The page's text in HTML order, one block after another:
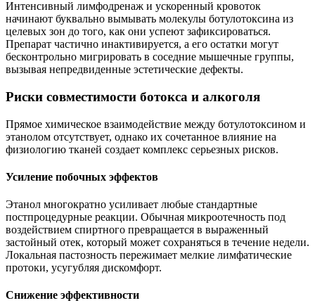
Интенсивный лимфодренаж и ускоренный кровоток
начинают буквально вымывать молекулы ботулотоксина из
целевых зон до того, как они успеют зафиксироваться.
Препарат частично инактивируется, а его остатки могут
бесконтрольно мигрировать в соседние мышечные группы,
вызывая непредвиденные эстетические дефекты.
Риски совместимости ботокса и алкоголя
Прямое химическое взаимодействие между ботулотоксином и
этанолом отсутствует, однако их сочетанное влияние на
физиологию тканей создает комплекс серьезных рисков.
Усиление побочных эффектов
Этанол многократно усиливает любые стандартные
постпроцедурные реакции. Обычная микроотечность под
воздействием спиртного превращается в выраженный
застойный отек, который может сохраняться в течение недели.
Локальная пастозность пережимает мелкие лимфатические
протоки, усугубляя дискомфорт.
Снижение эффективности